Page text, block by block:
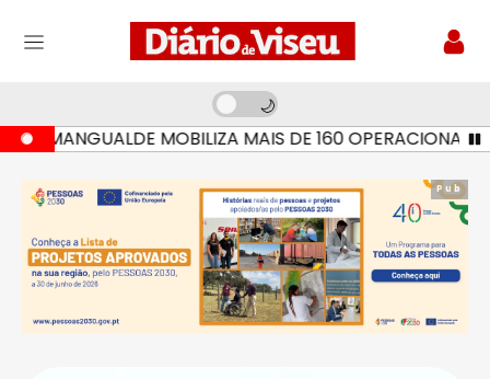
MOBILIZA MAIS DE 160 OPERACIONAIS E
Pub